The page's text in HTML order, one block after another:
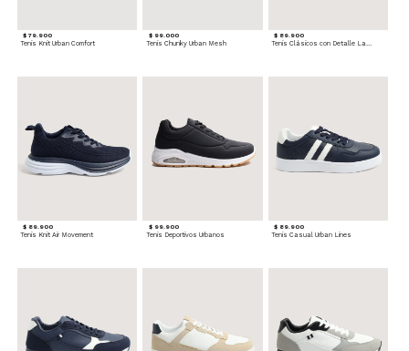
$ 79.900
Tenis Knit Urban Comfort
$ 99.000
Tenis Chunky Urban Mesh
$ 89.900
Tenis Clásicos con Detalle Lateral
$ 89.900
Tenis Knit Air Movement
$ 99.900
Tenis Deportivos Urbanos
$ 89.900
Tenis Casual Urban Lines